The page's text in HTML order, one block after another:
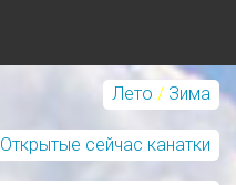
Лето / Зима
Открытые сейчас канатки